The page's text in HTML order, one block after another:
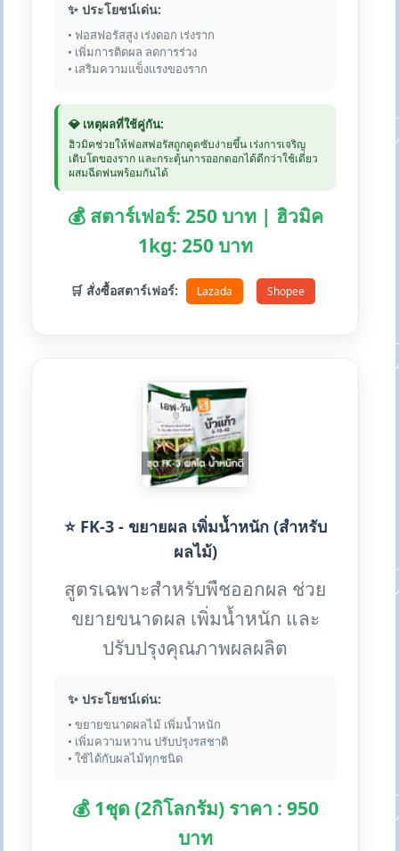
✨ ประโยชน์เด่น:
• ฟอสฟอรัสสูง เร่งดอก เร่งราก
• เพิ่มการติดผล ลดการร่วง
• เสริมความแข็งแรงของราก
💎 เหตุผลที่ใช้คู่กัน:
ฮิวมิคช่วยให้ฟอสฟอรัสถูกดูดซับง่ายขึ้น เร่งการเจริญ
เติบโตของราก และกระตุ้นการออกดอกได้ดีกว่าใช้เดี่ยว
ผสมฉีดพ่นพร้อมกันได้
💰 สตาร์เฟอร์: 250 บาท | ฮิวมิค
1kg: 250 บาท
🛒 สั่งซื้อสตาร์เฟอร์: Lazada Shopee
⭐ FK-3 - ขยายผล เพิ่มน้ำหนัก (สำหรับ
ผลไม้)
สูตรเฉพาะสำหรับพืชออกผล ช่วย
ขยายขนาดผล เพิ่มน้ำหนัก และ
ปรับปรุงคุณภาพผลผลิต
✨ ประโยชน์เด่น:
• ขยายขนาดผลไม้ เพิ่มน้ำหนัก
• เพิ่มความหวาน ปรับปรุงรสชาติ
• ใช้ได้กับผลไม้ทุกชนิด
💰 1ชุด (2กิโลกรัม) ราคา : 950
บาท